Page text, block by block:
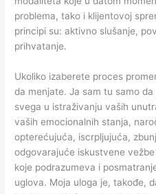
problema, tako i klijentovoj
principi su: aktivno slušanje,
prihvatanje.
Ukoliko izaberete proces
da menjate. Ja sam tu samo
svega u istraživanju vaših
vaših emocionalnih stanja,
opterećujuća, iscrpljujuća,
odgovarajuće iskustvene
koje podrazumeva i
uglova. Moja uloga je, takođe,